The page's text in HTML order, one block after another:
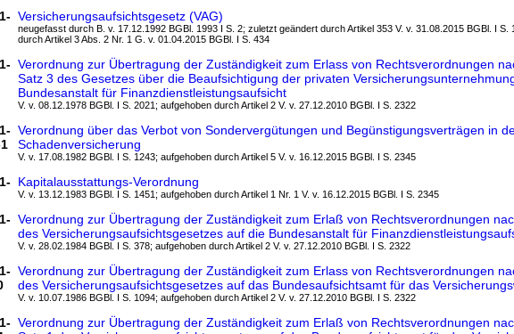
Versicherungsaufsichtsgesetz (VAG)
neugefasst durch B. v. 17.12.1992 BGBl. 1993 I S. 2; zuletzt geändert durch Artikel 353 V. v. 31.08.2015 BGBl. I S.
durch Artikel 3 Abs. 2 Nr. 1 G. v. 01.04.2015 BGBl. I S. 434
Verordnung zur Übertragung der Zuständigkeit zum Erlass von Rechtsverordnungen
Satz 3 des Gesetzes über die Beaufsichtigung der privaten
Bundesanstalt für Finanzdienstleistungsaufsicht
V. v. 08.12.1978 BGBl. I S. 2021; aufgehoben durch Artikel 2 V. v. 27.12.2010 BGBl. I S. 2322
Verordnung über das Verbot von Sondervergütungen und Begünstigungsverträgen in
Schadenversicherung
V. v. 17.08.1982 BGBl. I S. 1243; aufgehoben durch Artikel 5 V. v. 16.12.2015 BGBl. I S. 2345
Kapitalausstattungs-Verordnung
V. v. 13.12.1983 BGBl. I S. 1451; aufgehoben durch Artikel 1 Nr. 1 V. v. 16.12.2015 BGBl. I S. 2345
Verordnung zur Übertragung der Zuständigkeit zum Erlaß von Rechtsverordnungen
des Versicherungsaufsichtsgesetzes auf die Bundesanstalt für
V. v. 28.02.1984 BGBl. I S. 378; aufgehoben durch Artikel 2 V. v. 27.12.2010 BGBl. I S. 2322
Verordnung zur Übertragung der Zuständigkeit zum Erlass von Rechtsverordnungen
des Versicherungsaufsichtsgesetzes auf das Bundesaufsichtsamt für das
V. v. 10.07.1986 BGBl. I S. 1094; aufgehoben durch Artikel 2 V. v. 27.12.2010 BGBl. I S. 2322
Verordnung zur Übertragung der Zuständigkeit zum Erlaß von Rechtsverordnungen